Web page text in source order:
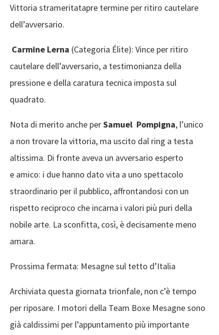
Vittoria strameritatapre termine per ritiro cautelare
dell’avversario.
Carmine Lerna (Categoria Élite): Vince per ritiro
cautelare dell’avversario, a testimonianza della
pressione e della caratura tecnica imposta sul
quadrato.
Nota di merito anche perSamuel Pompigna, l’unico
a non trovare la vittoria, ma uscito dal ring a testa
altissima. Di fronte aveva un avversario esperto
e amico: i due hanno dato vita a uno spettacolo
straordinario per il pubblico, affrontandosi con un
rispetto reciproco che incarna i valori più puri della
nobile arte. La sconfitta, così, è decisamente meno
amara.
Prossima fermata: Mesagne sul tetto d’Italia
Archiviata questa giornata trionfale, non c’è tempo
per riposare. I motori della Team Boxe Mesagne sono
già caldissimi per l’appuntamento più importante